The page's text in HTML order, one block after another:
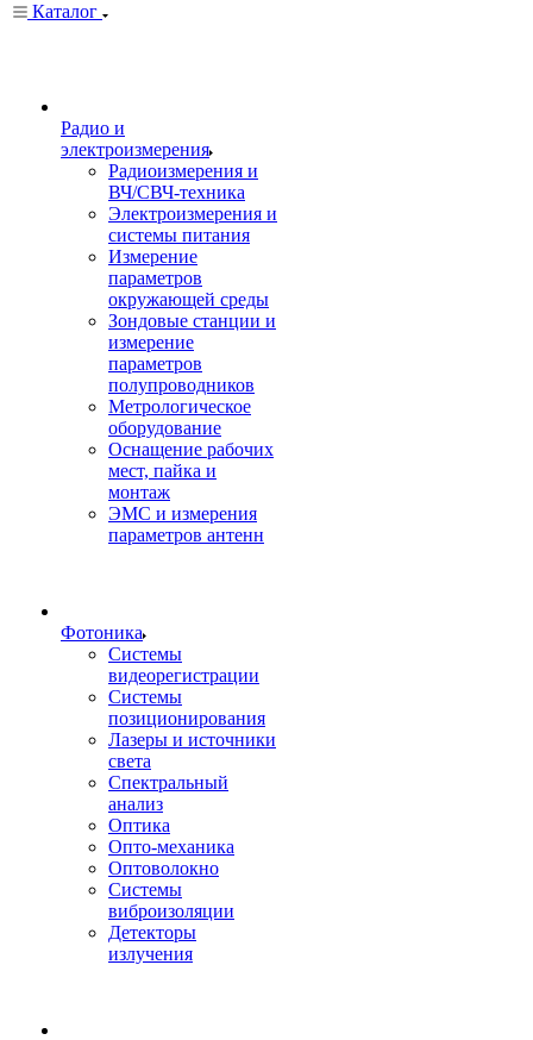
Каталог
Радио и
электроизмерения
Радиоизмерения и
ВЧ/СВЧ-техника
Электроизмерения и
системы питания
Измерение
параметров
окружающей среды
Зондовые станции и
измерение
параметров
полупроводников
Метрологическое
оборудование
Оснащение рабочих
мест, пайка и
монтаж
ЭМС и измерения
параметров антенн
Фотоника
Cистемы
видеорегистрации
Системы
позиционирования
Лазеры и источники
света
Спектральный
анализ
Оптика
Опто-механика
Оптоволокно
Системы
виброизоляции
Детекторы
излучения